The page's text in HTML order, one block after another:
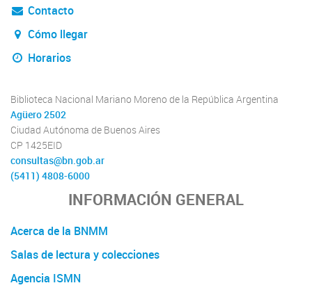
Contacto
Cómo llegar
Horarios
Biblioteca Nacional Mariano Moreno de la República Argentina
Agüero 2502
Ciudad Autónoma de Buenos Aires
CP 1425EID
consultas@bn.gob.ar
(5411) 4808-6000
INFORMACIÓN GENERAL
Acerca de la BNMM
Salas de lectura y colecciones
Agencia ISMN